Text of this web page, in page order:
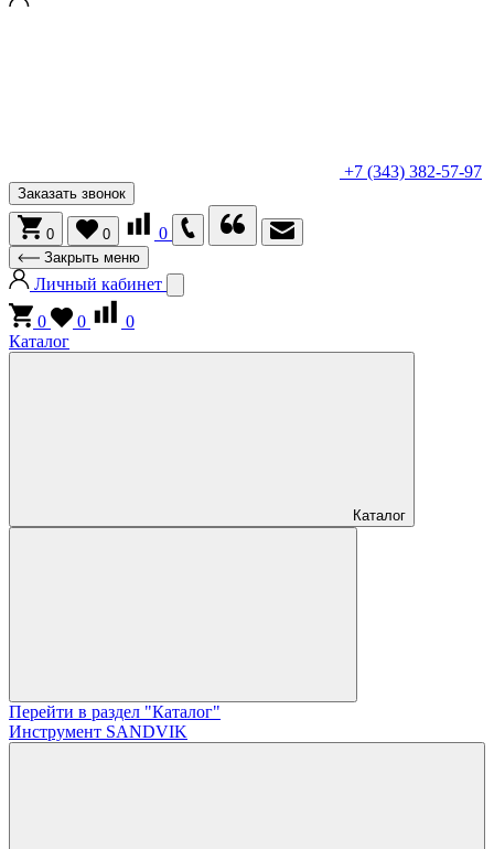
+7 (343) 382-57-97
Заказать звонок
0 0 0
Закрыть меню
Личный кабинет
0
0
0
Каталог
Каталог
Перейти в раздел "Каталог"
Инструмент SANDVIK